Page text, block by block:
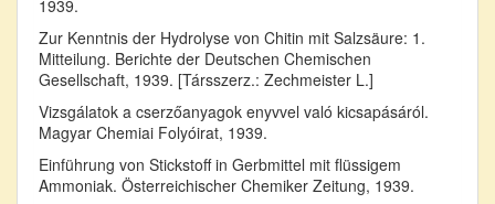
1939.
Zur Kenntnis der Hydrolyse von Chitin mit Salzsäure: 1.
Mitteilung. Berichte der Deutschen Chemischen
Gesellschaft, 1939. [Társszerz.: Zechmeister L.]
Vizsgálatok a cserzőanyagok enyvvel való kicsapásáról.
Magyar Chemiai Folyóirat, 1939.
Einführung von Stickstoff in Gerbmittel mit flüssigem
Ammoniak. Österreichischer Chemiker Zeitung, 1939.